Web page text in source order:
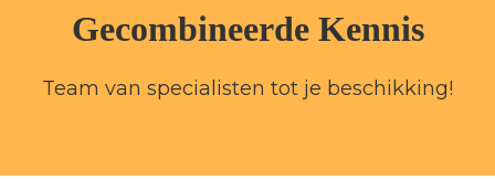
Gecombineerde Kennis
Team van specialisten tot je beschikking!